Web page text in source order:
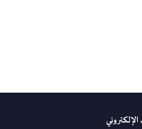
الإلكتروني